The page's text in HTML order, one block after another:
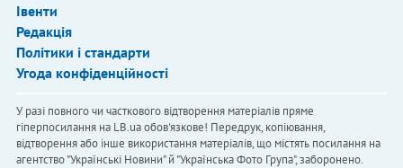
Івенти
Редакція
Політики і стандарти
Угода конфіденційності
У разі повного чи часткового відтворення матеріалів пряме
гіперпосилання на LB.ua обов'язкове! Передрук, копіювання,
відтворення або інше використання матеріалів, що містять посилання на
агентство "Українськi Новини" й "Українська Фото Група", заборонено.